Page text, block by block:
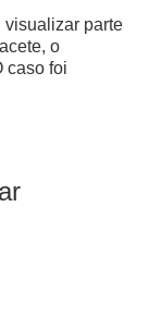
visualizar parte
o
caso foi